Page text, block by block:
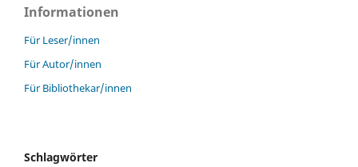
Informationen
Für Leser/innen
Für Autor/innen
Für Bibliothekar/innen
Schlagwörter